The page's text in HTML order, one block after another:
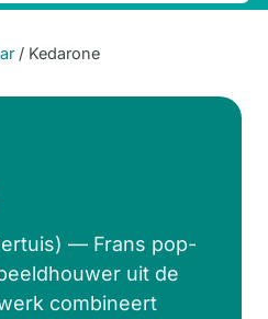
/ Kedarone
— Frans pop-
uit de
combineert